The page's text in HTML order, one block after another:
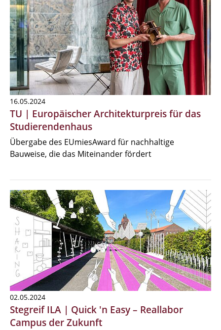
16.05.2024
TU | Europäischer Architekturpreis für das
Studierendenhaus
Übergabe des EUmiesAward für nachhaltige
Bauweise, die das Miteinander fördert
02.05.2024
Stegreif ILA | Quick 'n Easy – Reallabor
Campus der Zukunft